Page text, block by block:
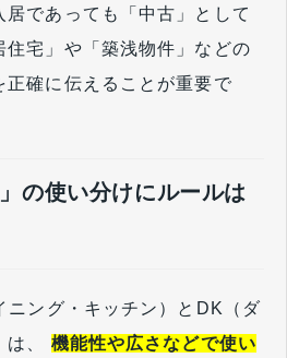
であっても「中古」として
住宅」や「築浅物件」などの
正確に伝えることが重要で
の使い分けにルールは
ニング・キッチン）とDK（ダ
は、 機能性や広さなどで使い